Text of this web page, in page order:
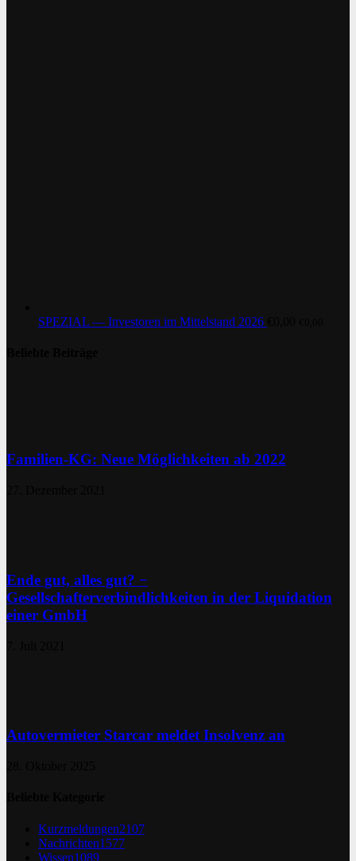
SPEZIAL — Investoren im Mittelstand 2026
Familien-KG: Neue Möglichkeiten ab 2022
Ende gut, alles gut? −
Gesellschafterverbindlichkeiten in der Liquidation
einer GmbH
Autovermieter Starcar meldet Insolvenz an
Kurzmeldungen2107
Nachrichten1577
Wissen1089